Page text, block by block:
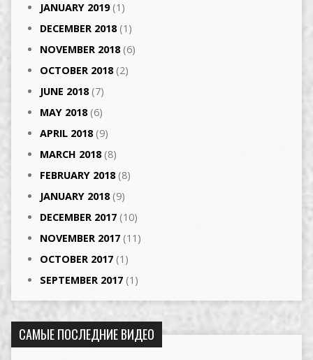
JANUARY 2019(1)
DECEMBER 2018(1)
NOVEMBER 2018(6)
OCTOBER 2018(2)
JUNE 2018(7)
MAY 2018(6)
APRIL 2018(9)
MARCH 2018(8)
FEBRUARY 2018(8)
JANUARY 2018(9)
DECEMBER 2017 (10)
NOVEMBER 2017 (11)
OCTOBER 2017 (1)
SEPTEMBER 2017 (1)
САМЫЕ ПОСЛЕДНИЕ ВИДЕО